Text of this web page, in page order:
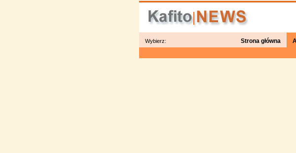
Wybierz: Strona główna